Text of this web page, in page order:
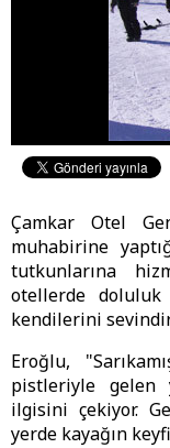
Çamkar Otel
muhabirine
tutkunlarına
otellerde doluluk
kendilerini
Eroğlu,
pistleriyle gelen
ilgisini çekiyor.
yerde kayağın